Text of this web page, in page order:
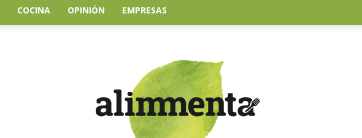
COCINA OPINIÓN EMPRESAS